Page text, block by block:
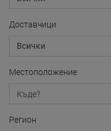
Доставчици
Местоположение
Регион